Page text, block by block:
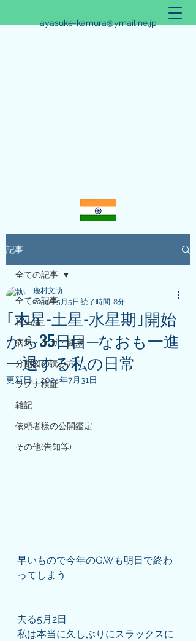
ayasuke-kamura@ymail.ne.jp
アリシュタ・バンガ~JYOTISHのススメ~
記事
全ての記事
私生活
病気・ケガ・健康
分割図の読み方
ラグナ検証
雑記
依頼者様の公開鑑定
その他(告知等)
全ての記事
｢木星-土星-水星期｣開始
から35日目─なおも一進
一退する私の日常
鹿村文助
2024年5月5日 読了時間: 8分
更新日： 2024年7月31日
早いもので今年のG.Wも明日で終わ
ってしまう
去る5月2日
私は本当に久しぶりにスラックスに